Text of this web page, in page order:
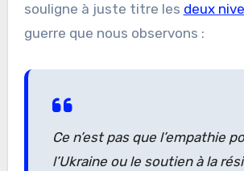
souligne à juste titre les deux
guerre que nous observons :
Ce n’est pas que l’empathie
l’Ukraine ou le soutien à la